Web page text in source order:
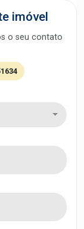
imóvel
o seu contato